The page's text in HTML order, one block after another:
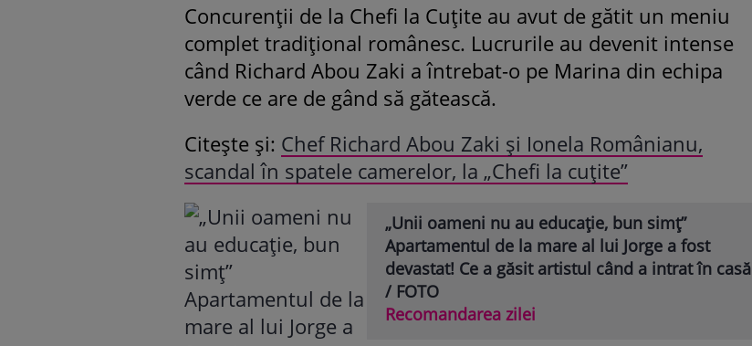
Concurenții de la Chefi la Cuțite au avut de gătit un meniu
complet tradițional românesc. Lucrurile au devenit intense
când Richard Abou Zaki a întrebat-o pe Marina din echipa
verde ce are de gând să gătească.
Citește și: Chef Richard Abou Zaki și Ionela Românianu,
scandal în spatele camerelor, la „Chefi la cuțite”
„Unii oameni nu au educație, bun simț”
Apartamentul de la mare al lui Jorge a fost
devastat! Ce a găsit artistul când a intrat în casă
/ FOTO
Recomandarea zilei